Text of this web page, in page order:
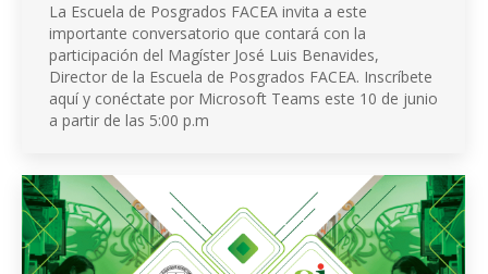
La Escuela de Posgrados FACEA invita a este
importante conversatorio que contará con la
participación del Magíster José Luis Benavides,
Director de la Escuela de Posgrados FACEA. Inscríbete
aquí y conéctate por Microsoft Teams este 10 de junio
a partir de las 5:00 p.m